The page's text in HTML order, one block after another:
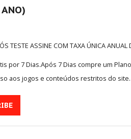
TESTE ASSINE COM TAXA ÚNICA ANUAL
por 7 Dias.Após 7 Dias compre um
aos jogos e conteúdos restritos do site.